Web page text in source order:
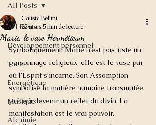
All Posts
Développement personnel
Tarot
Energétique
Musique
Alchimie
All Posts
Marie, le vase Herméticum
Calista Bellini
22 mars5 min de lecture
Symboliquement, Marie n’est pas juste un
personnage religieux, elle est le vase pur
où l’Esprit s’incarne. Son Assomption
symbolise la matière humaine transmutée,
prête à devenir un reflet du divin. La
manifestation est le vrai pouvoir,